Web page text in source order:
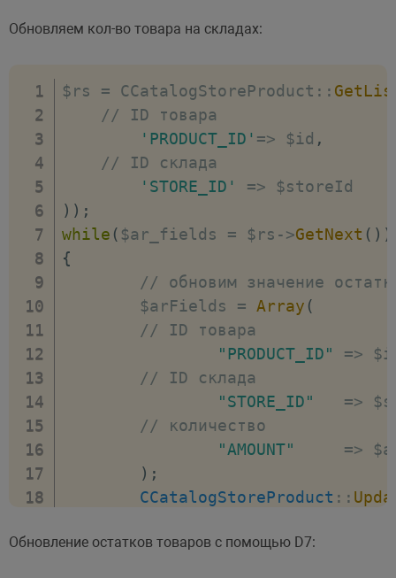
}
Обновляем кол-во товара на складах:
$rs = CCatalogStoreProduct : :
// ID товара
'PRODUCT_ID' => $id ,
'STORE_ID'
=>
) ) ;
while ( $ar_fields = $rs ->GetNext ( ) )
{
// обновим значение
	$arFields
= Array (
// ID товара
"PRODUCT_ID"
=>
"STORE_ID"
=>
// количество
"AMOUNT"
=>
) ;
CCatalogStoreProduct : :
Обновление остатков товаров с помощью D7: